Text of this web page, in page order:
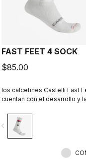
FAST FEET 4 SOCK
$85.00
los calcetines Castelli Fast
cuentan con el desarrollo y
prestaciones aerodinámicas.